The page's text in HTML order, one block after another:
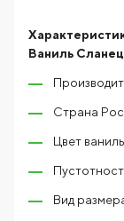
Ваниль
Страна
Цвет ваниль
Вид